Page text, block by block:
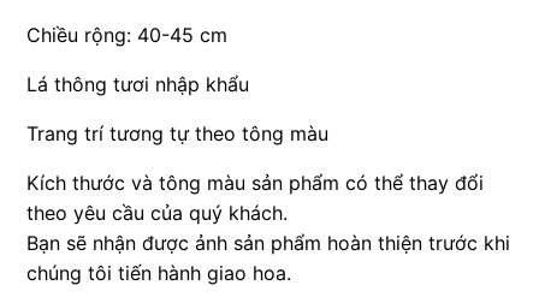
Chiều rộng: 40-45 cm
Lá thông tươi nhập khẩu
Trang trí tương tự theo tông màu
Kích thước và tông màu sản phẩm có thể thay đổi
theo yêu cầu của quý khách.
Bạn sẽ nhận được ảnh sản phẩm hoàn thiện trước khi
chúng tôi tiến hành giao hoa.